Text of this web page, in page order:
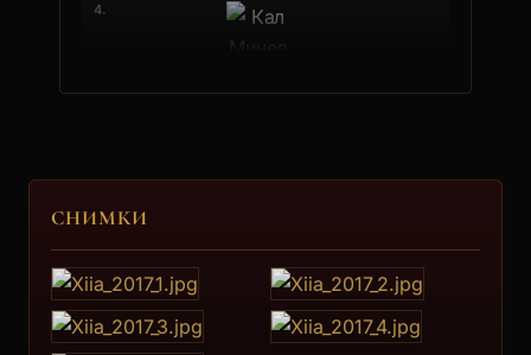
4.
Кал Минев
Мария Каварджикова
Мария Георгиева Каварджикова е родена на
02.11.1956 г. в Крумовгр... [още]
СНИМКИ